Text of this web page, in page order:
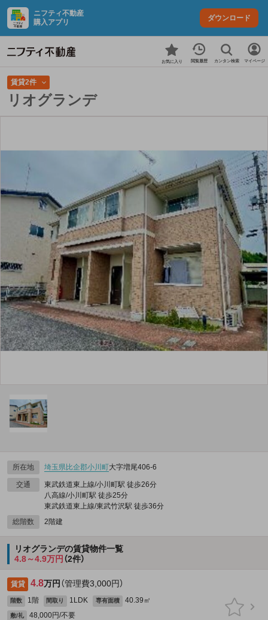
ニフティ不動産
購入アプリ
ダウンロード
お気に入り 閲覧履歴 カンタン検索 マイページ
賃貸2件
リオグランデ
所在地 埼玉県比企郡小川町大字増尾406‐6
交通
東武鉄道東上線/小川町駅 徒歩26分
八高線/小川町駅 徒歩25分
東武鉄道東上線/東武竹沢駅 徒歩36分
総階数
2階建
リオグランデの賃貸物件一覧
4.8～4.9万円 （2件）
賃貸 4.8万円 （管理費3,000円）
階数 1階 間取り 1LDK 専有面積 40.39㎡
敷/礼
48,000円/不要